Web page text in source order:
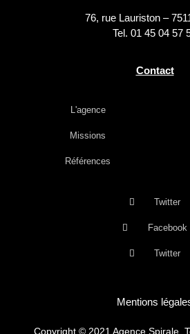
76, rue Lauriston –
Tel. 01 45 04 57
Contact
L'agence
Missions
Références
Twitter
Facebook
Twitter
Mentions
Copyright © 2021 Agence Spirale.